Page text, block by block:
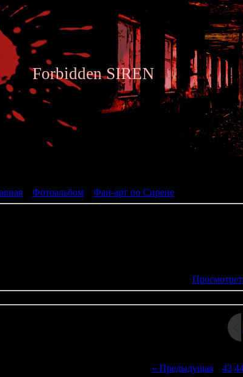
Forbidden SIREN
Фотоальбом Фан-арт по Сирене
« Предыдущая| 43